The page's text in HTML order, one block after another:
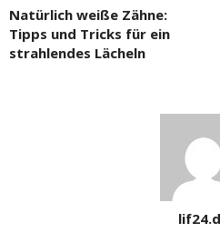
Natürlich weiße Zähne:
Tipps und Tricks für ein
strahlendes Lächeln